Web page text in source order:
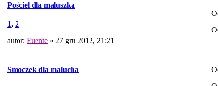
Pościel dla maluszka
1, 2
autor: Fuente » 27 gru 2012, 21:21
Smoczek dla malucha